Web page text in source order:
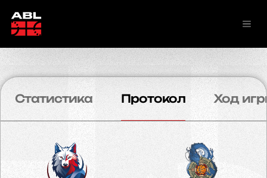
Статистика Протокол Ход